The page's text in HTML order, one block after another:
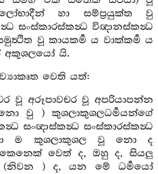
හා සම්ප්‍රයුක්ත වු
සංස්කාරස්කන්‍ධ විඥානස්කන්‍ධ
වූ කායකර්‍ම ය වාක්කර්‍ම ය
අකුශලයෝ යි.
වෙති යත්:
වූ අරූපාවචර වූ අපරියාපන්න
වු ) කුශලාකුශලධර්‍මයන්ගේ
සංඥාස්කන්‍ධ සංස්කාරස්කන්‍ධ
ම කුශලාකුශල වූ නො ද
කෙනෙක් වෙත් ද, ඔහු ද, සියලු
(නිවන ) ද, යන මේ ධර්‍මයෝ